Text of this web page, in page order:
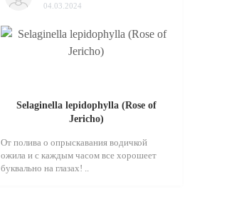
04.03.2024
Selaginella lepidophylla (Rose of
Jericho)
От полива о опрыскавания водичкой
ожила и с каждым часом все хорошеет
буквально на глазах! ..